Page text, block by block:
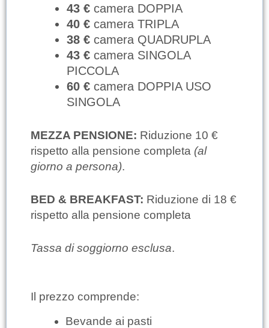
43 € camera DOPPIA
40 € camera TRIPLA
38 € camera QUADRUPLA
43 € camera SINGOLA
PICCOLA
60 € camera DOPPIA USO
SINGOLA
MEZZA PENSIONE: Riduzione 10 €
rispetto alla pensione completa (al
giorno a persona).
BED & BREAKFAST: Riduzione di 18 €
rispetto alla pensione completa
Tassa di soggiorno esclusa.
Il prezzo comprende:
Bevande ai pasti